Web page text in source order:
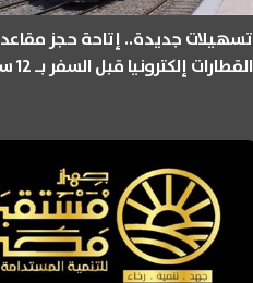
تسهيلات جديدة.. إتاحة حجز مقاعد
القطارات إلكترونيا قبل السفر بـ 12 ساعة